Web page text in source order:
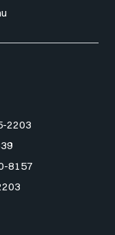
2203
8157